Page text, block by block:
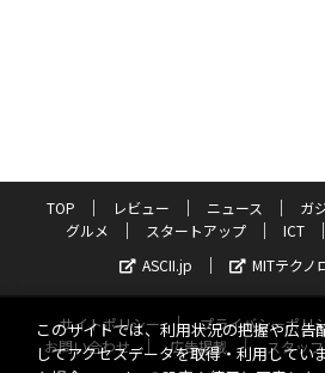
TOP レビュー ニュース ガ
グルメ
スタートアップ ICT
ASCII.jp
MITテクノ
サイトポリシー プライバシーポリ
お問い合わせ
広告掲載 スタッ
このサイトでは、利用状況の把握や広
してアクセスデータを取得・利用してい